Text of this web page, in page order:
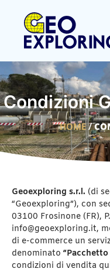
Condizioni
HOME/
Geoexploring s.r.l. (di
“Geoexploring”), con
03100 Frosinone (FR),
info@geoexploring.it,
di e-commerce un
denominato
condizioni di vendita